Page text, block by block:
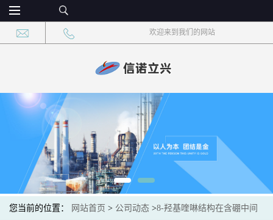
欢迎来到我们的网站
您当前的位置： 网站首页 > 公司动态 >8-羟基喹啉结构在含硼中间